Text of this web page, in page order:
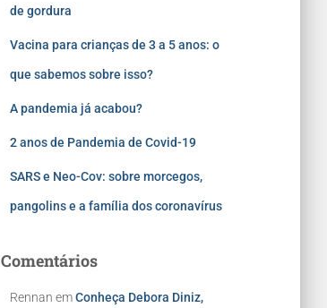
de gordura
Vacina para crianças de 3 a 5 anos: o
que sabemos sobre isso?
A pandemia já acabou?
2 anos de Pandemia de Covid-19
SARS e Neo-Cov: sobre morcegos,
pangolins e a família dos coronavírus
Comentários
Rennan emConheça Debora Diniz,